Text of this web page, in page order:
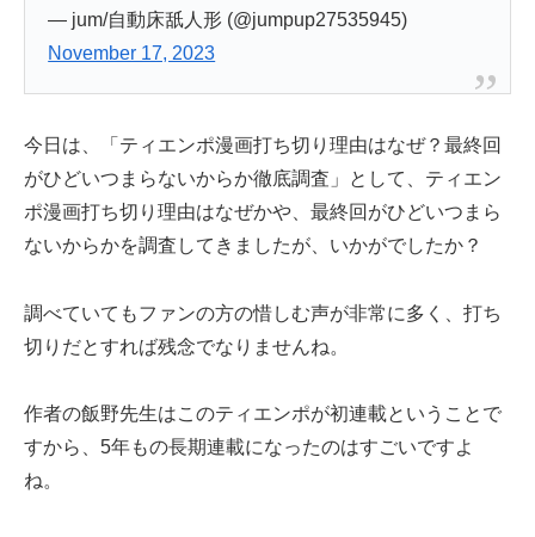
— jum/自動床舐人形 (@jumpup27535945)
November 17, 2023
今日は、「ティエンポ漫画打ち切り理由はなぜ？最終回
がひどいつまらないからか徹底調査」として、ティエン
ポ漫画打ち切り理由はなぜかや、最終回がひどいつまら
ないからかを調査してきましたが、いかがでしたか？
調べていてもファンの方の惜しむ声が非常に多く、打ち
切りだとすれば残念でなりませんね。
作者の飯野先生はこのティエンポが初連載ということで
すから、5年もの長期連載になったのはすごいですよ
ね。